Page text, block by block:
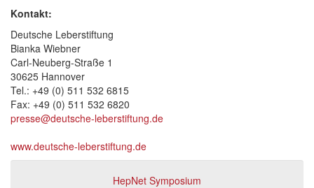
Kontakt:
Deutsche Leberstiftung
Bianka Wiebner
Carl-Neuberg-Straße 1
30625 Hannover
Tel.: +49 (0) 511 532 6815
Fax: +49 (0) 511 532 6820
presse@deutsche-leberstiftung.de
www.deutsche-leberstiftung.de
HepNet Symposium